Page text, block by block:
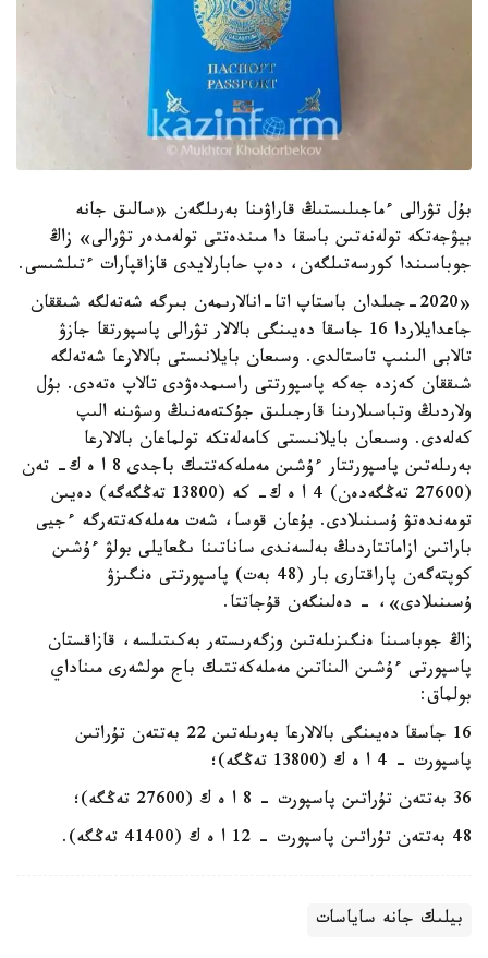
بۇل تۋرالى ءماجىلىستىڭ قاراۋىنا بەرىلگەن «سالىق جانە
بيۋجەتكە تولەنەتىن باسقا دا مىندەتتى تولەمدەر تۋرالى» زاڭ
جوباسىندا كورسەتىلگەن، دەپ حابارلايدى قازاقپارات ءتىلشىسى.
«2020-جىلدان باستاپ اتا-انالارىمەن بىرگە شەتەلگە شىققان
جاعدايلاردا 16 جاسقا دەيىنگى بالالار تۋرالى پاسپورتقا جازۋ
تالابى الىنىپ تاستالدى. وسىعان بايلانىستى بالالارعا شەتەلگە
شىققان كەزدە جەكە پاسپورتتى راسىمدەۋدى تالاپ ەتەدى. بۇل
ولاردىڭ وتباسىلارىنا قارجىلىق جۇكتەمەنىڭ وسۋىنە الىپ
كەلەدى. وسىعان بايلانىستى كامەلەتكە تولماعان بالالارعا
بەرىلەتىن پاسپورتتار ءۇشىن مەملەكەتتىك باجدى 8 ا ە ك- تەن
(27600 تەڭگەدەن) 4 ا ە ك- كە (13800 تەڭگەگە) دەيىن
تومەندەتۋ ۇسىنىلادى. بۇعان قوسا، شەت مەملەكەتتەرگە ءجيى
باراتىن ازاماتتاردىڭ بەلسەندى ساناتىنا ىڭعايلى بولۋ ءۇشىن
كوپتەگەن پاراقتارى بار (48 بەت) پاسپورتتى ەنگىزۋ
ۇسىنىلادى»، - دەلىنگەن قۇجاتتا.
زاڭ جوباسىنا ەنگىزىلەتىن وزگەرىستەر بەكىتىلسە، قازاقستان
پاسپورتى ءۇشىن الىناتىن مەملەكەتتىك باج مولشەرى مىناداي
بولماق:
16 جاسقا دەيىنگى بالالارعا بەرىلەتىن 22 بەتتەن تۇراتىن
پاسپورت - 4 ا ە ك (13800 تەڭگە)؛
36 بەتتەن تۇراتىن پاسپورت - 8 ا ە ك (27600 تەڭگە)؛
48 بەتتەن تۇراتىن پاسپورت - 12 ا ە ك (41400 تەڭگە).
بيلىك جانە ساياسات